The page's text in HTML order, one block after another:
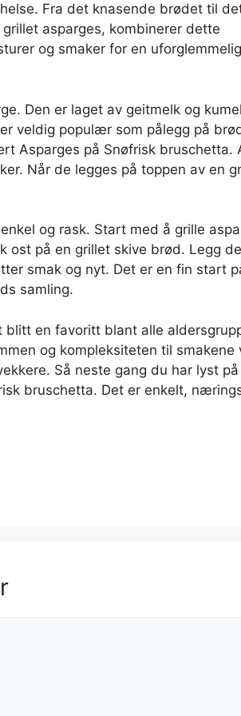
Fra det knasende brødet til
asparges, kombinerer dette
og smaker for en uforglemmelig
Den er laget av geitmelk og
veldig populær som pålegg på
Asparges på Snøfrisk bruschetta.
Når de legges på toppen av en
og rask. Start med å grille
ost på en grillet skive brød. Legg
smak og nyt. Det er en fin start
samling.
en favoritt blant alle
og kompleksiteten til smakene
Så neste gang du har lyst
bruschetta. Det er enkelt,